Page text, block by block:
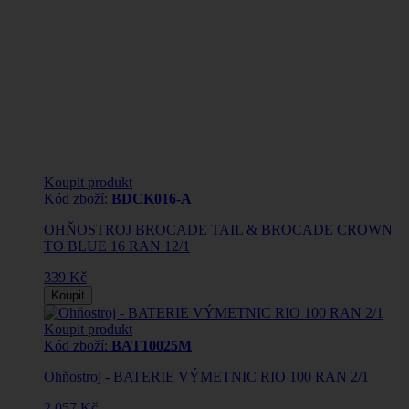
Koupit produkt
Kód zboží: BDCK016-A
OHŇOSTROJ BROCADE TAIL & BROCADE CROWN
TO BLUE 16 RAN 12/1
339 Kč
Koupit
Koupit produkt
Kód zboží: BAT10025M
Ohňostroj - BATERIE VÝMETNIC RIO 100 RAN 2/1